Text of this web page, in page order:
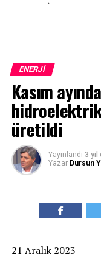
ENERJI
Kasım
üretildi
Yayınlandı 3
Yazar Dursun
21 Aralık 2023